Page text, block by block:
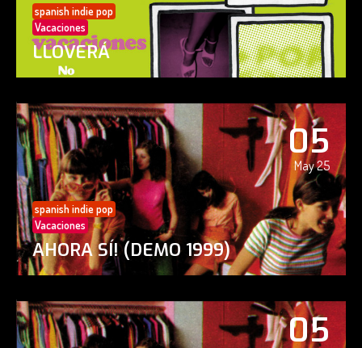
spanish indie pop
Vacaciones
LLOVERÁ
05
May 25
spanish indie pop
Vacaciones
AHORA SÍ! (DEMO 1999)
05